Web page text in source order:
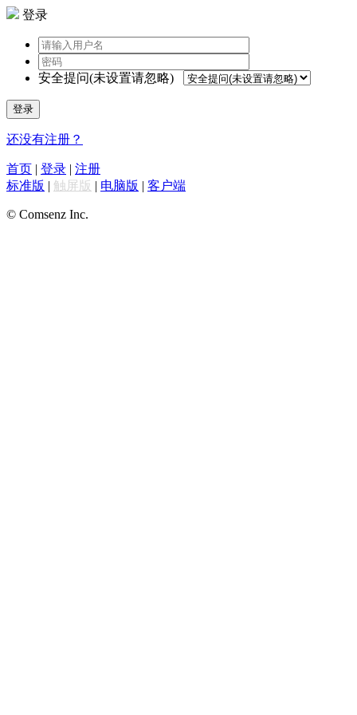
登录
安全提问(未设置请忽略)
登录
还没有注册？
首页 | 登录 | 注册
标准版 | 触屏版 | 电脑版 | 客户端
© Comsenz Inc.